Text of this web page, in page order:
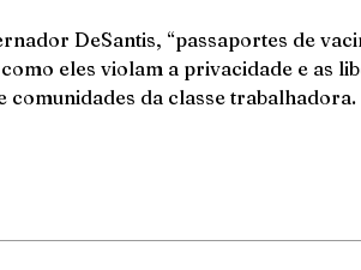
DeSantis, “passaportes de
eles violam a privacidade e as
comunidades da classe trabalhadora.